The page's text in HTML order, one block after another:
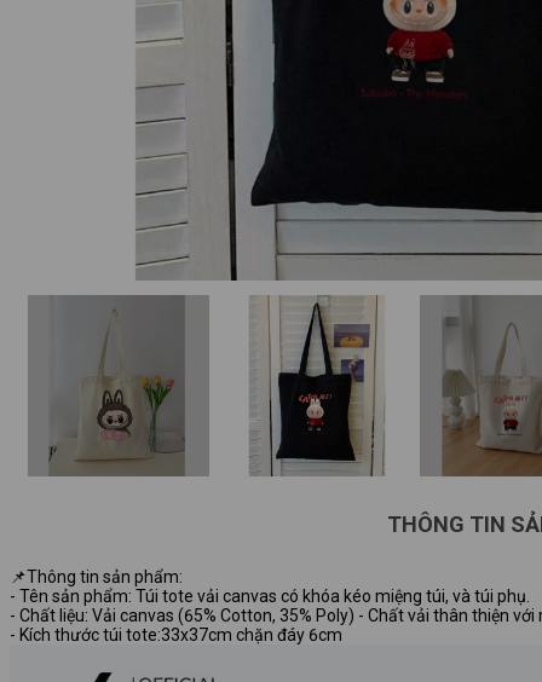
THÔNG TIN
📌Thông tin sản phẩm:
- Tên sản phẩm: Túi tote vải canvas có khóa kéo miệng túi, và túi phụ.
- Chất liệu: Vải canvas (65% Cotton, 35% Poly) - Chất vải thân thiện
- Kích thước túi tote:33x37cm chặn đáy 6cm